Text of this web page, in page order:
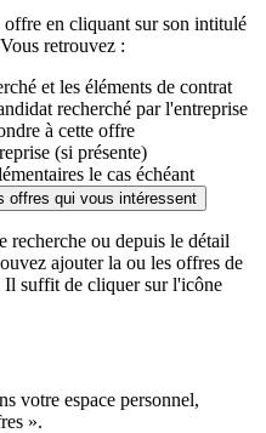
offre en cliquant sur son intitulé
retrouvez :
et les éléments de contrat
recherché par l'entreprise
à cette offre
(si présente)
le cas échéant
offres qui vous intéressent
recherche ou depuis le détail
ajouter la ou les offres de
suffit de cliquer sur l'icône
votre espace personnel,
».